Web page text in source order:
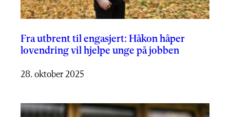
Fra utbrent til engasjert: Håkon håper
lovendring vil hjelpe unge på jobben
28. oktober 2025